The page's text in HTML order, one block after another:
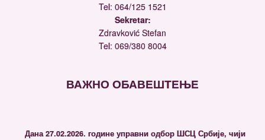
Tel: 064/125 1521
Sekretar:
Zdravković Stefan
Tel: 069/380 8004
ВАЖНО ОБАВЕШТЕЊЕ
Дана 27.02.2026. године управни одбор ШСЦ Србије, чији